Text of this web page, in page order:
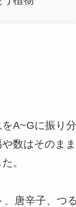
A~Gに振り
数はそのま
。
唐辛子、つ